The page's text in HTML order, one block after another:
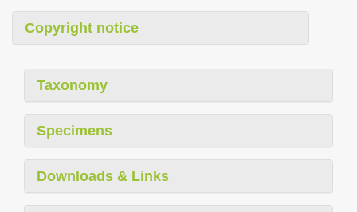
Copyright notice
Taxonomy
Specimens
Downloads & Links